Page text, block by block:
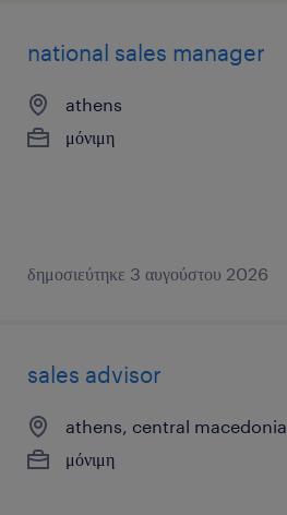
national sales manager
athens
μόνιμη
δημοσιεύτηκε 3 αυγούστου 2026
sales advisor
athens, central macedonia
μόνιμη